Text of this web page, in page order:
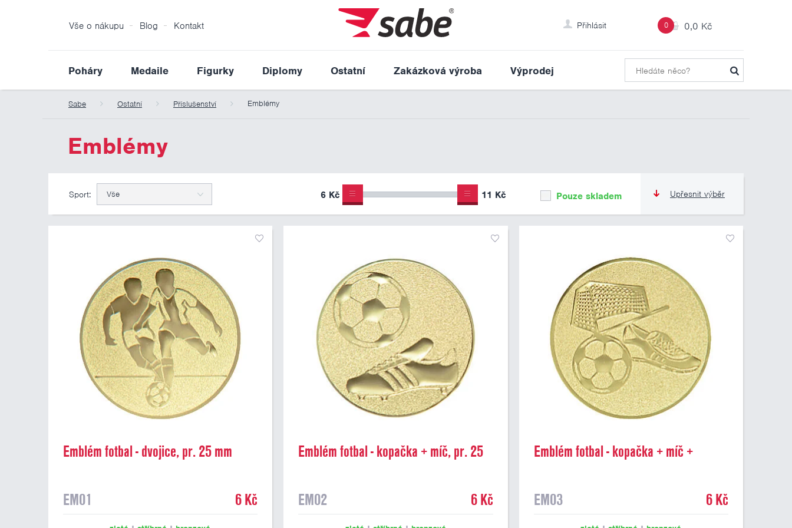
0 0,0 Kč
Přihlásit
Vše o nákupu Blog Kontakt
Poháry Medaile Figurky Diplomy Ostatní Zakázková výroba Výprodej
Sabe Ostatní Příslušenství Emblémy
Emblémy
Upřesnit výběr
Sport: Vše Pouze skladem
6 Kč 11 Kč
Emblém fotbal - dvojice, pr. 25 mm
EM01 6 Kč
Emblém fotbal - kopačka + míč, pr. 25
EM02
6 Kč
Emblém fotbal - kopačka + míč +
EM03
6 Kč